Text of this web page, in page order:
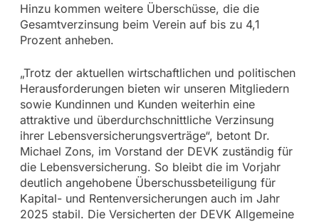
Hinzu kommen weitere Überschüsse, die die
Gesamtverzinsung beim Verein auf bis zu 4,1
Prozent anheben.
„Trotz der aktuellen wirtschaftlichen und politischen
Herausforderungen bieten wir unseren Mitgliedern
sowie Kundinnen und Kunden weiterhin eine
attraktive und überdurchschnittliche Verzinsung
ihrer Lebensversicherungsverträge“, betont Dr.
Michael Zons, im Vorstand der DEVK zuständig für
die Lebensversicherung. So bleibt die im Vorjahr
deutlich angehobene Überschussbeteiligung für
Kapital- und Rentenversicherungen auch im Jahr
2025 stabil. Die Versicherten der DEVK Allgemeine